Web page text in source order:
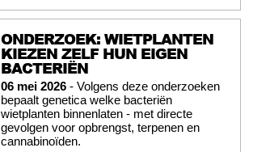
ONDERZOEK: WIETPLANTEN
KIEZEN ZELF HUN EIGEN
BACTERIËN
06 mei 2026 - Volgens deze onderzoeken
bepaalt genetica welke bacteriën
wietplanten binnenlaten - met directe
gevolgen voor opbrengst, terpenen en
cannabinoïden.